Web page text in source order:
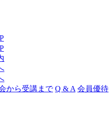
ャ
から受講まで Q & A 会員優待